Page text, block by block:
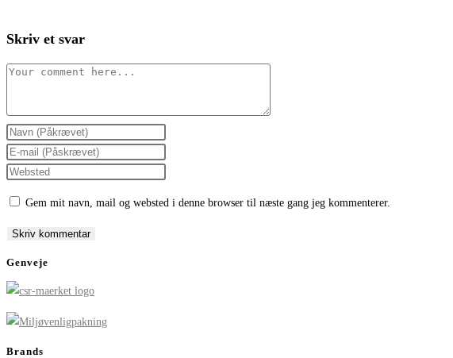
Skriv et svar
Comment
Enter
your
name
to
Enter
your
to
Enter
URL
Gem mit navn, mail og websted i denne browser til næste gang jeg kommenterer.
Genveje
Brands